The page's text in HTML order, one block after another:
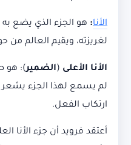
الأنا: هو الجزء الذي يضع
لغريزته، ويقيم العالم من
الأنا الأعلى (الضمير): هو
لم يسمع لهذا الجزء
ارتكاب الفعل.
أعتقد فرويد أن جزء الأنا